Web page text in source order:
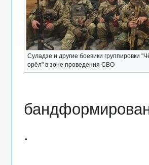
Суладзе и другие боевики группировки
орёл" в зоне проведения СВО
.